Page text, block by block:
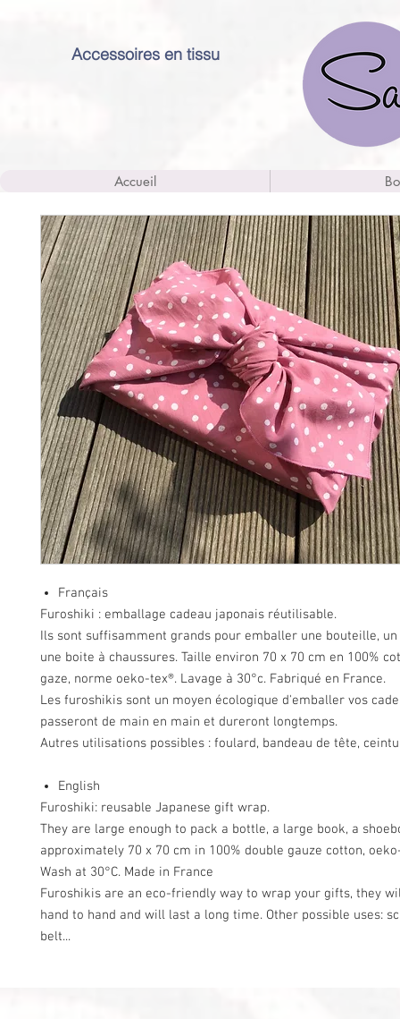
Accessoires en tissu
Accueil
Français
Furoshiki : emballage cadeau japonais réutilisable.
Ils sont suffisamment grands pour emballer une bouteille,
une boite à chaussures. Taille environ 70 x 70 cm en 100%
gaze, norme oeko-tex®. Lavage à 30°c. Fabriqué en France.
Les furoshikis sont un moyen écologique d'emballer vos
passeront de main en main et dureront longtemps.
Autres utilisations possibles : foulard, bandeau de tête,
English
Furoshiki: reusable Japanese gift wrap.
They are large enough to pack a bottle, a large book, a
approximately 70 x 70 cm in 100% double gauze cotton,
Wash at 30°C. Made in France
Furoshikis are an eco-friendly way to wrap your gifts, they
hand to hand and will last a long time. Other possible uses:
belt...